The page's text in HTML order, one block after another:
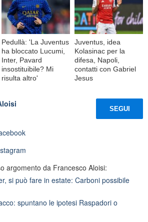
Pedullà: 'La Juventus
ha bloccato Lucumi,
Inter, Pavard
insostituibile? Mi
risulta altro'
Juventus, idea
Kolasinac per la
difesa, Napoli,
contatti con Gabriel
Jesus
SEGUI
argomento da Francesco Aloisi:
si può fare in estate: Carboni possibile
spuntano le ipotesi Raspadori o